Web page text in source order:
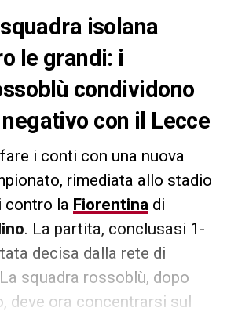
isolana
le grandi: i
condividono
con il Lecce
i conti con una nuova
rimediata allo stadio
contro la Fiorentinadi
. La partita, conclusasi 1-
decisa dalla rete di
squadra rossoblù, dopo
deve ora concentrarsi sul